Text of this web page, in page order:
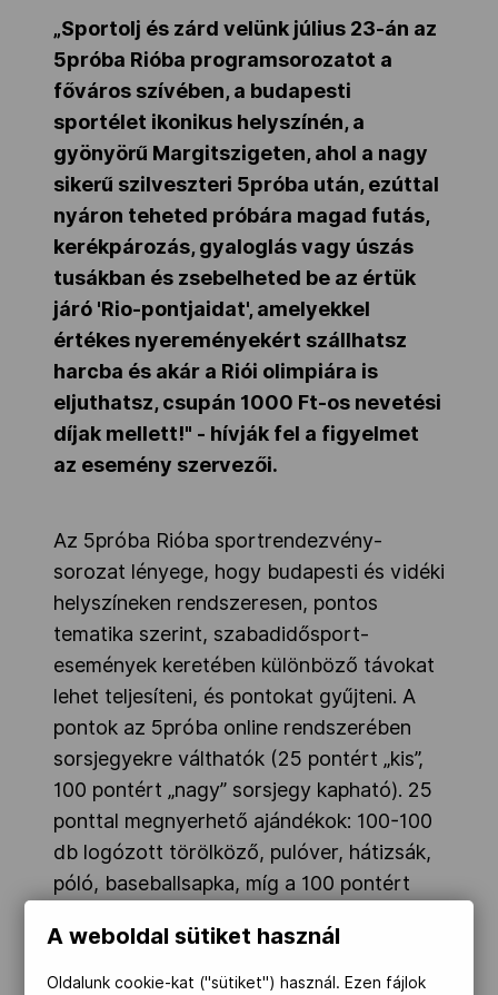
NOB
Társszervezetek
OVEP
Adatbank
„Sportolj és zárd velünk július 23-án az
5próba Rióba programsorozatot a
főváros szívében, a budapesti
sportélet ikonikus helyszínén, a
gyönyörű Margitszigeten, ahol a nagy
sikerű szilveszteri 5próba után, ezúttal
nyáron teheted próbára magad futás,
kerékpározás, gyaloglás vagy úszás
tusákban és zsebelheted be az értük
járó 'Rio-pontjaidat', amelyekkel
értékes nyereményekért szállhatsz
harcba és akár a Riói olimpiára is
eljuthatsz, csupán 1000 Ft-os nevetési
díjak mellett!" - hívják fel a figyelmet
az esemény szervezői.
Az 5próba Rióba sportrendezvény-
sorozat lényege, hogy budapesti és vidéki
helyszíneken rendszeresen, pontos
tematika szerint, szabadidősport-
események keretében különböző távokat
lehet teljesíteni, és pontokat gyűjteni. A
pontok az 5próba online rendszerében
sorsjegyekre válthatók (25 pontért „kis”,
100 pontért „nagy” sorsjegy kapható). 25
ponttal megnyerhető ajándékok: 100-100
db logózott törölköző, pulóver, hátizsák,
póló, baseballsapka, míg a 100 pontért
egy kétszemélyes út a Riói olimpiára
de további értékes nyeremények is
A weboldal sütiket használ
Oldalunk cookie-kat ("sütiket") használ. Ezen fájlok